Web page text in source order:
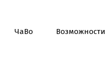
ЧаВо Возможности